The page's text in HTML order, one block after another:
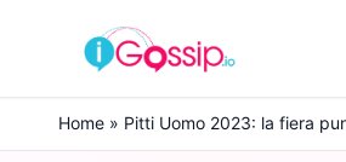
Skip to content
Home » Pitti Uomo 2023: la fiera